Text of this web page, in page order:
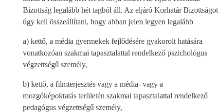
Bizottság legalább hét tagból áll. Az eljáró Korhatár Bizottságot
úgy kell összeállítani, hogy abban jelen legyen legalább
a) kettő, a média gyermekek fejlődésére gyakorolt hatására
vonatkozóan szakmai tapasztalattal rendelkező pszichológus
végzettségű személy,
b) kettő, a filmterjesztés vagy a média- vagy a
mozgóképoktatás területén szakmai tapasztalattal rendelkező
pedagógus végzettségű személy,